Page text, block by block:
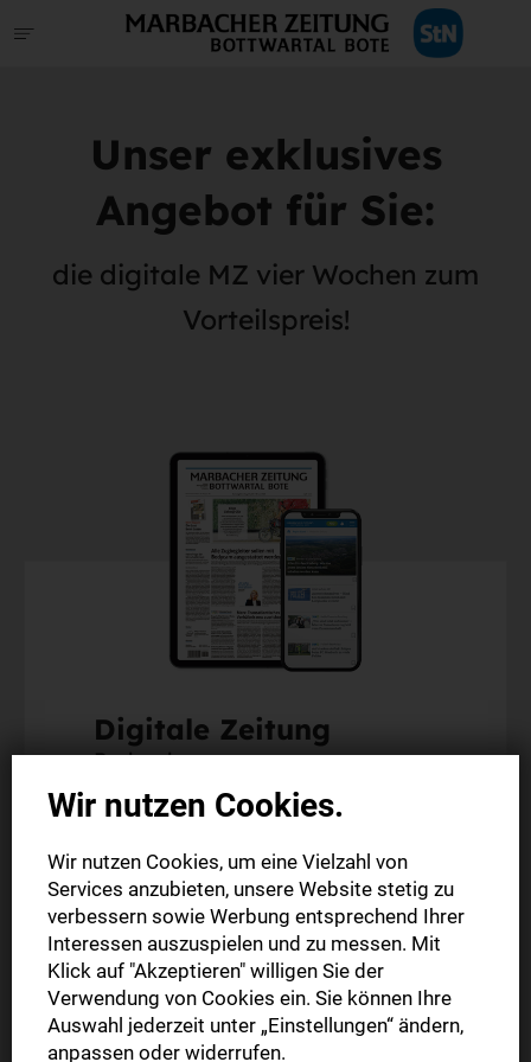
Unser exklusives
Angebot für Sie:
die digitale MZ vier Wochen zum
Vorteilspreis!
Digitale Zeitung
Probeabo
Alle Inhalte der StN-App
Die digitale Ausgabe als E-Paper (Mo.-So.)
Abonnement endet automatisch
4 Wochen
9,90 €
Wir nutzen Cookies.
Wir nutzen Cookies, um eine Vielzahl von
Services anzubieten, unsere Website stetig zu
verbessern sowie Werbung entsprechend Ihrer
Interessen auszuspielen und zu messen. Mit
Klick auf "Akzeptieren" willigen Sie der
Verwendung von Cookies ein. Sie können Ihre
Auswahl jederzeit unter „Einstellungen“ ändern,
anpassen oder widerrufen.